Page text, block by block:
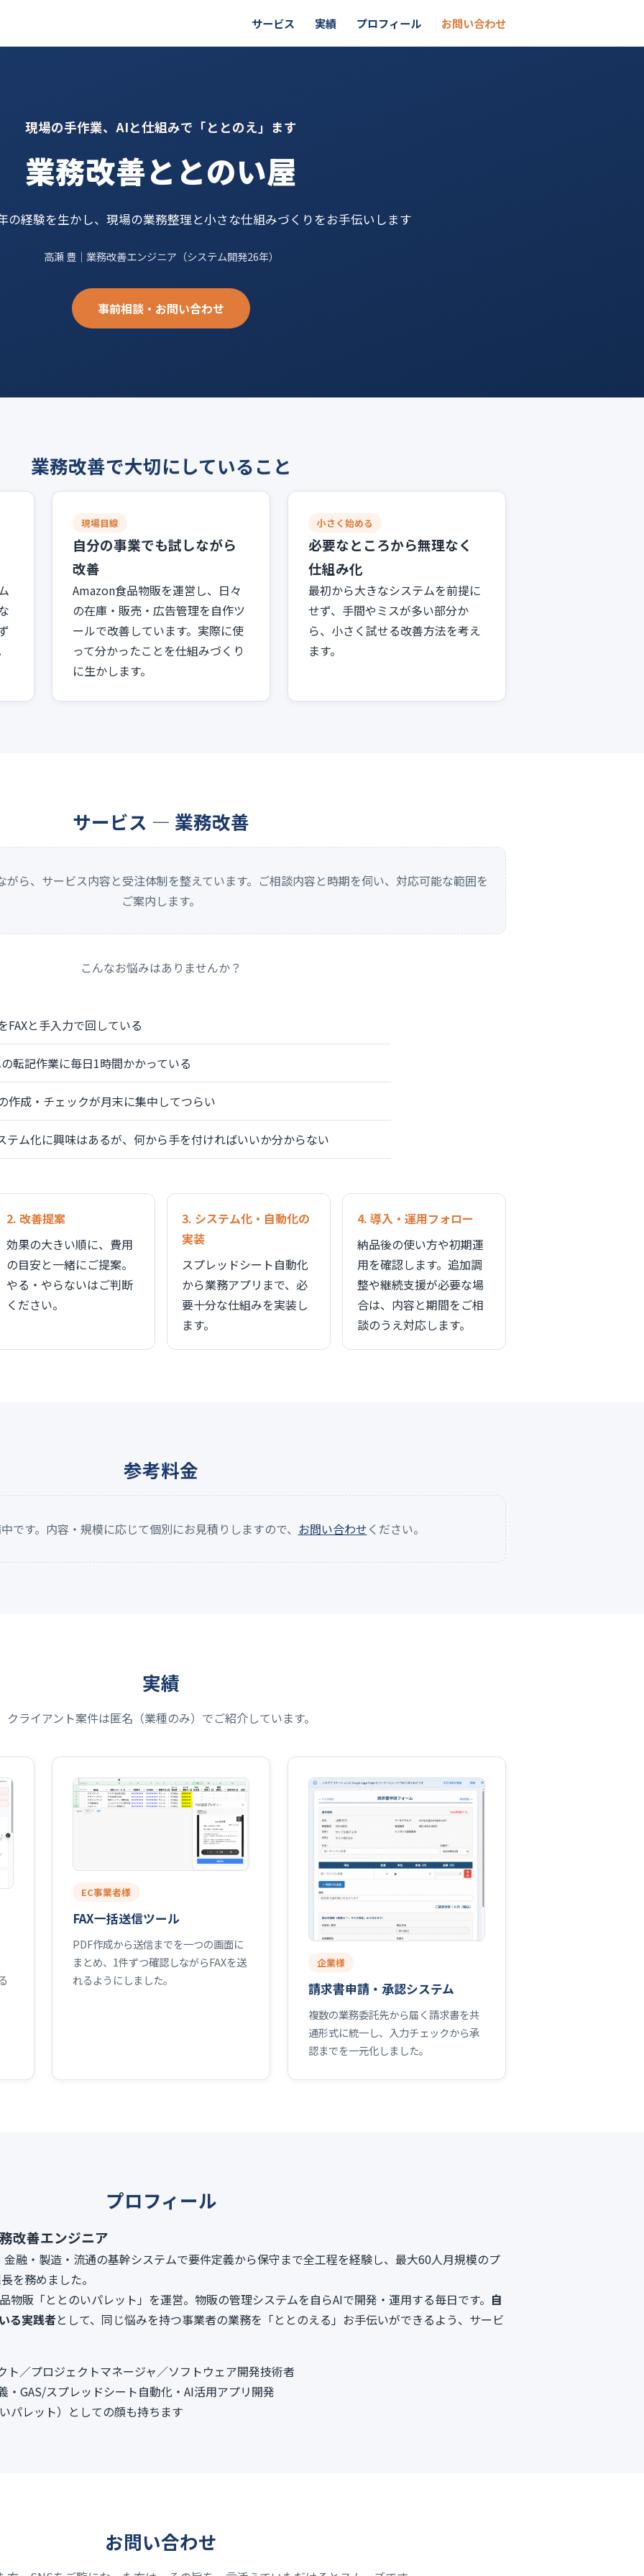
サービス 実績 プロフィール お問い合わせ
現場の手作業、AIと仕組みで「ととのえ」ます
業務改善ととのい屋
の経験を生かし、現場の業務整理と小さな仕組みづくりをお手伝いします
高瀬 豊｜業務改善エンジニア（システム開発26年）
事前相談・お問い合わせ
業務改善で大切にしていること
現場目線
自分の事業でも試しながら
改善
Amazon食品物販を運営し、日々
の在庫・販売・広告管理を自作ツ
ールで改善しています。実際に使
って分かったことを仕組みづくり
に生かします。
小さく始める
必要なところから無理なく
仕組み化
最初から大きなシステムを前提に
せず、手間やミスが多い部分か
ら、小さく試せる改善方法を考え
ます。
サービス — 業務改善
ら、サービス内容と受注体制を整えています。ご相談内容と時期を伺い、対応可能な範囲を
ご案内します。
こんなお悩みはありませんか？
FAXと手入力で回している
転記作業に毎日1時間かかっている
作成・チェックが月末に集中してつらい
テム化に興味はあるが、何から手を付ければいいか分からない
2. 改善提案
効果の大きい順に、費用
の目安と一緒にご提案。
やる・やらないはご判断
ください。
3. システム化・自動化の
実装
スプレッドシート自動化
から業務アプリまで、必
要十分な仕組みを実装し
ます。
4. 導入・運用フォロー
納品後の使い方や初期運
用を確認します。追加調
整や継続支援が必要な場
合は、内容と期間をご相
談のうえ対応します。
参考料金
です。内容・規模に応じて個別にお見積りしますので、 お問い合わせください。
実績
クライアント案件は匿名（業種のみ）でご紹介しています。
EC事業者様
FAX一括送信ツール
PDF作成から送信までを一つの画面に
まとめ、1件ずつ確認しながらFAXを送
れるようにしました。
企業様
請求書申請・承認システム
複数の業務委託先から届く請求書を共
通形式に統一し、入力チェックから承
認までを一元化しました。
プロフィール
改善エンジニア
融・製造・流通の基幹システムで要件定義から保守まで全工程を経験し、最大60人月規模のプ
を務めました。
物販「ととのいパレット」を運営。物販の管理システムを自らAIで開発・運用する毎日です。 自
る実践者として、同じ悩みを持つ事業者の業務を「ととのえる」お手伝いができるよう、サービ
ト／プロジェクトマネージャ／ソフトウェア開発技術者
・GAS/スプレッドシート自動化・AI活用アプリ開発
パレット）としての顔も持ちます
お問い合わせ